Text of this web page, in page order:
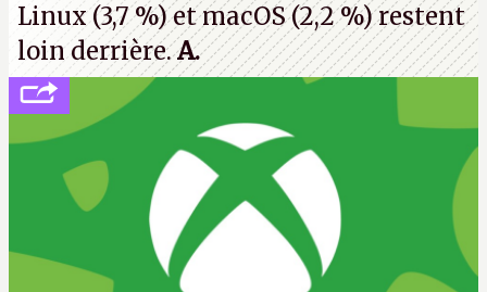
Linux (3,7 %) et macOS (2,2 %) restent
loin derrière.A.